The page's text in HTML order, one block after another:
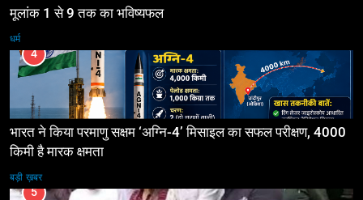
मूलांक 1 से 9 तक का भविष्यफल
धर्म
4
भारत ने किया परमाणु सक्षम ‘अग्नि-4’ मिसाइल का सफल परीक्षण, 4000
किमी है मारक क्षमता
बड़ी ख़बर
5